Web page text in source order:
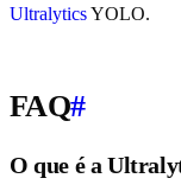
UltralyticsYOLO.
FAQ#
O que é a